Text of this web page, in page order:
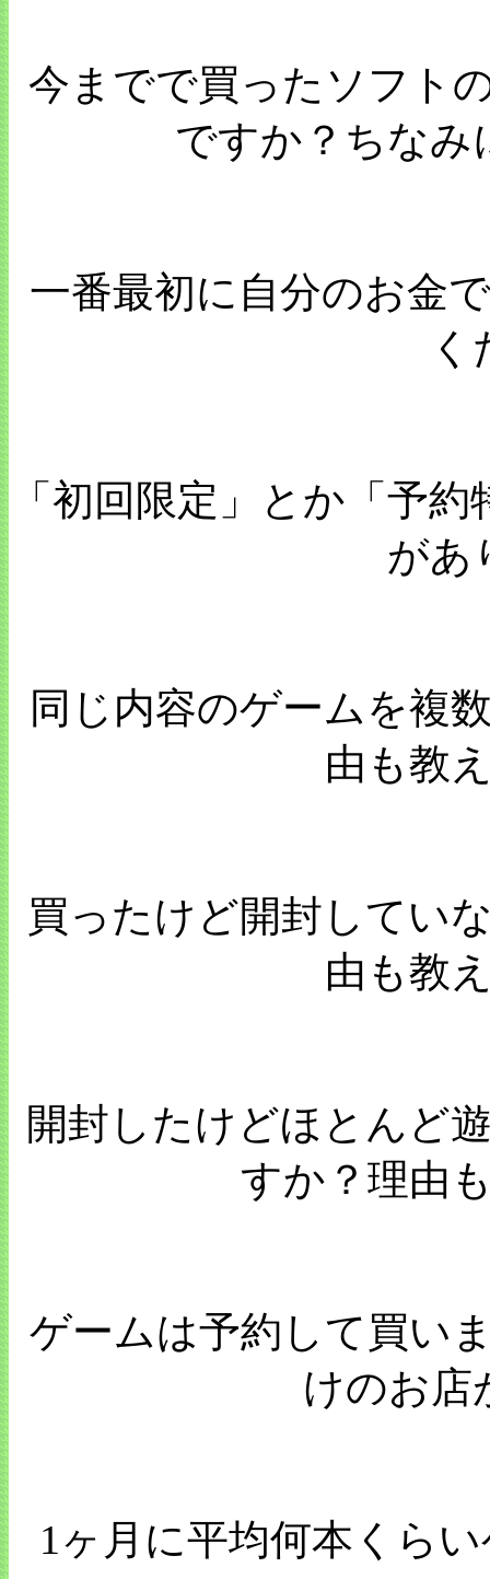
今までで買ったソフト
ですか？ちなみ
一番最初に自分のお金
「初回限定」とか「予
があ
同じ内容のゲームを複
由も教
買ったけど開封してい
由も教
開封したけどほとんど
すか？理由
ゲームは予約して買い
けのお店
1ヶ月に平均何本くら